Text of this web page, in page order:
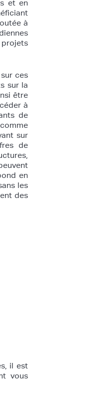
et en
à
ces
sur la
être
à
de
sur
de
en
les
des
il est
vous